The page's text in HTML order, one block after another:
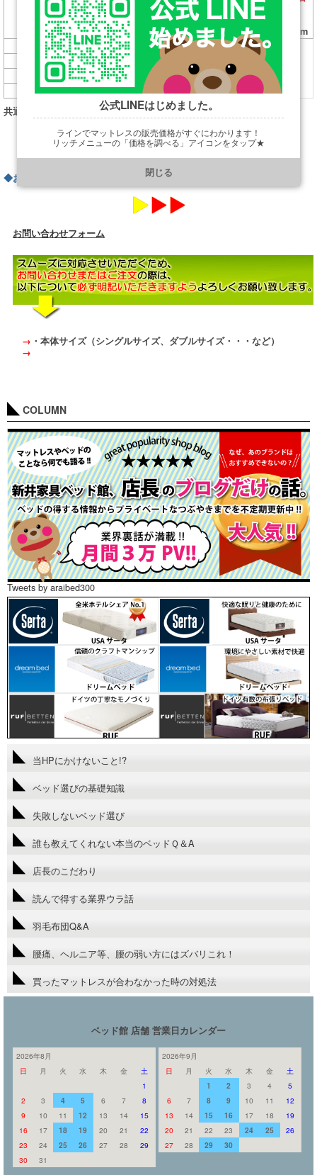
サイズ(mm)
ガス収納
（Ｈ290）
内寸深さ23cm
ガス収納
（Ｈ335）
内寸深さ27cm
ガス収納
（Ｈ380）
内寸深さ32cm
PS(幅995)
142,000円 147,000円 157,000円
SD(幅1245) 152,000円 157,000円 167,000円
D(幅1415) 162,000円 167,000円 177,000円
Q1(幅1525) 172,000円 177,000円 187,000円
共通サイズ：長2089×高900（ボトム高220～）
◆お問い合わせフォームはこちら
お問い合わせフォーム
→ ・本体サイズ（シングルサイズ、ダブルサイズ・・・など）
→
COLUMN
Tweets by araibed300
当HPにかけないこと!?
ベッド選びの基礎知識
失敗しないベッド選び
誰も教えてくれない本当のベッドＱ＆A
店長のこだわり
読んで得する業界ウラ話
羽毛布団Q&A
腰痛、ヘルニア等、腰の弱い方にはズバリこれ！
買ったマットレスが合わなかった時の対処法
ベッド館 店舗 営業日カレンダー
2026年8月
日
月 火 水 木 金
土
1
2
3 4 5 6 7
8
9
10 11 12 13 14
15
16
17 18 19 20 21
22
23
24 25 26 27 28
29
30
31
2026年9月
日
月 火 水 木 金
土
1
2 3 4
5
6
7 8 9 10 11
12
13
14 15 16 17 18
19
20
21 22 23 24 25
26
27
28 29 30
公式LINEはじめました。
ラインでマットレスの販売価格がすぐにわかります！
リッチメニューの「価格を調べる」アイコンをタップ★
https://line.me/R/ti/p/@901ptzjz
閉じる